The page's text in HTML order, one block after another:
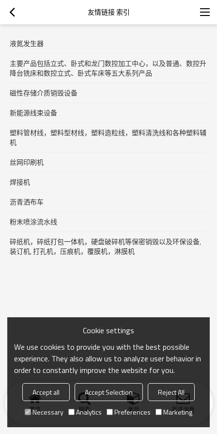
友情链接 索引
液氮发生器
主要产品包括立式、卧式和龙门数控加工中心，以及普通、数控升
降台铣床和数控立式、卧式车床等五大系列产品
磁性存储介质销毁设备
新能源线束设备
塑料管材线，塑料型材线，塑料造粒线，塑料清洗线和各种塑料辅
机
丝网印刷机
焊接机
沥青洒布车
粉末喷涂流水线
碎纸机，碎纸打包一体机，硬盘破碎机等保密销毁以及环保设备,
装订机, 打孔机，压痕机，覆膜机，淋膜机
首页 搜索 类目 发送询盘
Cookie settings
We use cookies to provide you with the best possible
experience. They also allow us to analyze user behavior in
order to constantly improve the website for you.
Accept all Accept Selection
Reject All
Necessary
Analytics Preferences Marketing